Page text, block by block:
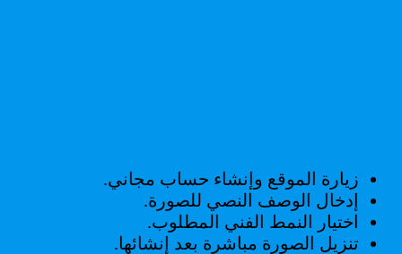
زيارة الموقع وإنشاء حساب مجاني.
إدخال الوصف النصي للصورة.
اختيار النمط الفني المطلوب.
تنزيل الصورة مباشرة بعد إنشائها.